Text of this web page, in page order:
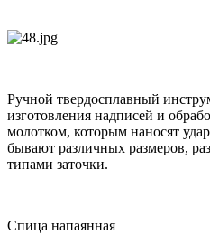
Ручной твердосплавный
изготовления надписей и
молотком, которым наносят
бывают различных размеров,
типами заточки.
Спица напаянная